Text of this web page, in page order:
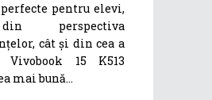
pentru elevi,
perspectiva
cât și din cea a
Vivobook 15 K513
mai bună